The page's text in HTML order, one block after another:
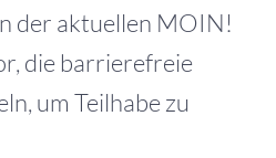
der aktuellen MOIN!
die barrierefreie
um Teilhabe zu